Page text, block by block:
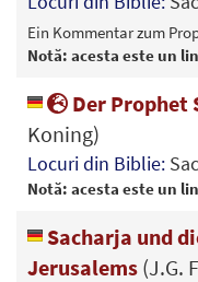
Ein Kommentar zum
Notă: acesta este un
Der Prophet
Koning)
Locuri din Biblie:
Notă: acesta este un
Sacharja und
Jerusalems (J.G.